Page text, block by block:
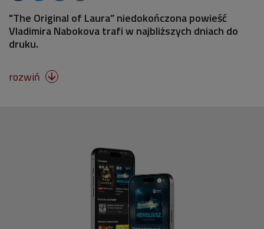
"The Original of Laura” niedokończona powieść
Vladimira Nabokova trafi w najbliższych dniach do
druku.
rozwiń 